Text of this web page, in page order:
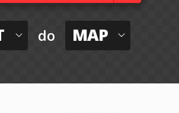
do MAP